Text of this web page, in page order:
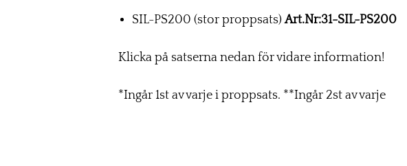
SIL-PS200 (stor proppsats)Art.Nr:31-SIL-PS200
Klicka på satserna nedan för vidare information!
*Ingår 1st av varje i proppsats. **Ingår 2st av varje